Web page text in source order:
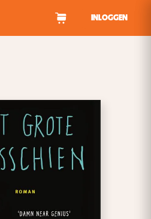
INLOGGEN